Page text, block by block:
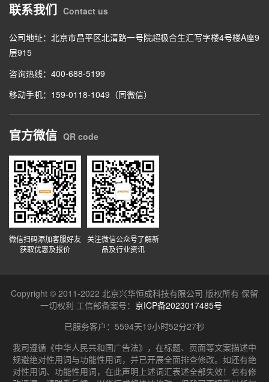
联系我们 Contact us
公司地址：北京市昌平区北清路一号院超极合生汇写字楼4号楼A座9
层915
咨询热线：400-688-5199
移动手机：159-0118-1049（同微信）
官方微信 QR code
微信扫码添加客服好友
获取优惠及报价
关注微信公众号了解新
品及行业资讯
Copyright © 2011-2022 北京兴华恒成科技有限公司 版权所有 保留
一切权利 工信部备案号： 京ICP备2023017485号
已服务客户： 5594天19小时52分27秒
我司遵循《中华人民共和国广告法》，在标题、页面等文案描述中
规避绝对性用词与功能性用词，并已开展全面排查修改。如还有绝
对性用词、功能性用词，在此声明上述词汇表述全部失效！若有修